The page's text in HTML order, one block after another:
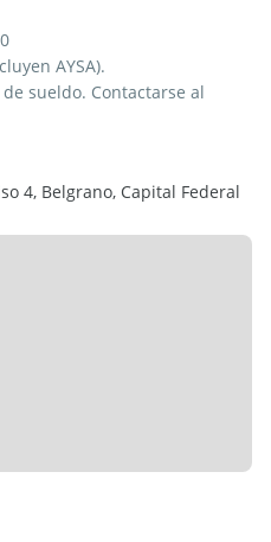
AYSA).
sueldo. Contactarse al
4, Belgrano, Capital Federal